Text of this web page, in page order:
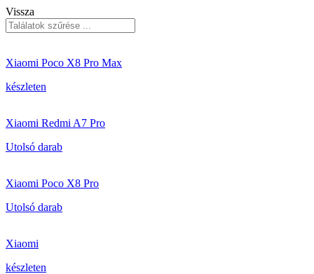
Vissza
Xiaomi Poco X8 Pro Max
készleten
Xiaomi Redmi A7 Pro
Utolsó darab
Xiaomi Poco X8 Pro
Utolsó darab
Xiaomi
készleten